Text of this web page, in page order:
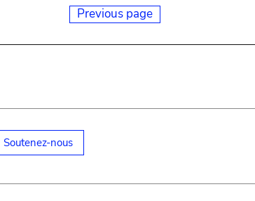
Previous page
Soutenez-nous